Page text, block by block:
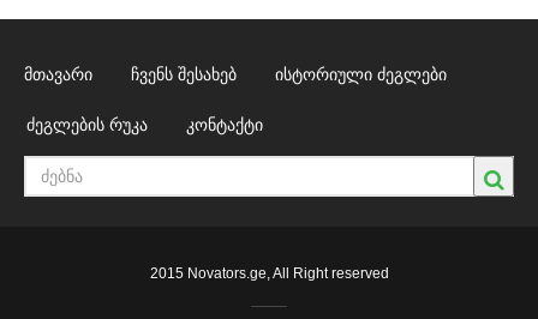
მთავარი ჩვენს შესახებ ისტორიული ძეგლები
ძეგლების რუკა კონტაქტი
2015 Novators.ge, All Right reserved